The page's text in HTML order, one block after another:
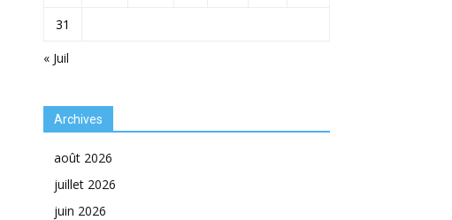
« Juil
31
Archives
août 2026
juillet 2026
juin 2026